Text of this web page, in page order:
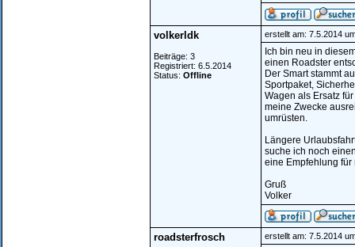
volkerldk
Beiträge: 3
Registriert: 6.5.2014
Status: Offline
erstellt am: 7.5.2014
Ich bin neu in
einen Roadster
Der Smart stammt
Sportpaket,
Wagen als Ersatz
meine Zwecke
umrüsten.
Längere
suche ich noch
eine Empfehlung für
Gruß
Volker
roadsterfrosch erstellt am: 7.5.2014